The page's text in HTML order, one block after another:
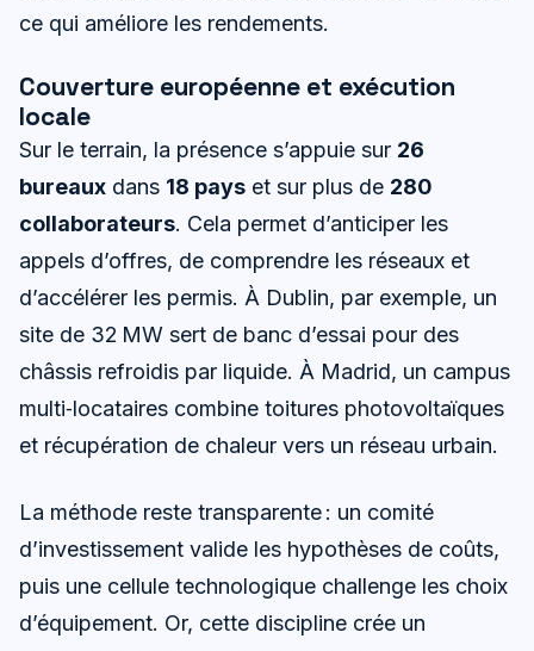
ce qui améliore les rendements.
Couverture européenne et exécution
locale
Sur le terrain, la présence s’appuie sur 26
bureaux dans 18 pays et sur plus de 280
collaborateurs. Cela permet d’anticiper les
appels d’offres, de comprendre les réseaux et
d’accélérer les permis. À Dublin, par exemple, un
site de 32 MW sert de banc d’essai pour des
châssis refroidis par liquide. À Madrid, un campus
multi‑locataires combine toitures photovoltaïques
et récupération de chaleur vers un réseau urbain.
La méthode reste transparente : un comité
d’investissement valide les hypothèses de coûts,
puis une cellule technologique challenge les choix
d’équipement. Or, cette discipline crée un